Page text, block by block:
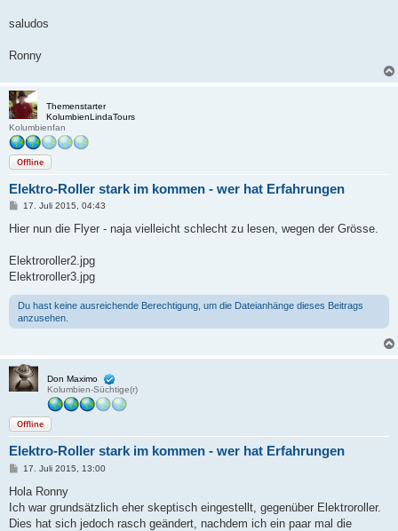
saludos
Ronny
Themenstarter
KolumbienLindaTours
Kolumbienfan
Offline
Elektro-Roller stark im kommen - wer hat Erfahrungen
B
i
a
17. Juli 2015, 04:43
Hier nun die Flyer - naja vielleicht schlecht zu lesen, wegen der Grösse.
Elektroroller2.jpg
Elektroroller3.jpg
Du hast keine ausreichende Berechtigung, um die Dateianhänge dieses Beitrags
anzusehen.
Don Maximo
Kolumbien-Süchtige(r)
Offline
Elektro-Roller stark im kommen - wer hat Erfahrungen
B
i
r
a
17. Juli 2015, 13:00
Hola Ronny
Ich war grundsätzlich eher skeptisch eingestellt, gegenüber Elektroroller.
Dies hat sich jedoch rasch geändert, nachdem ich ein paar mal die